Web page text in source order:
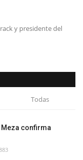
y presidente del
Todas
confirma